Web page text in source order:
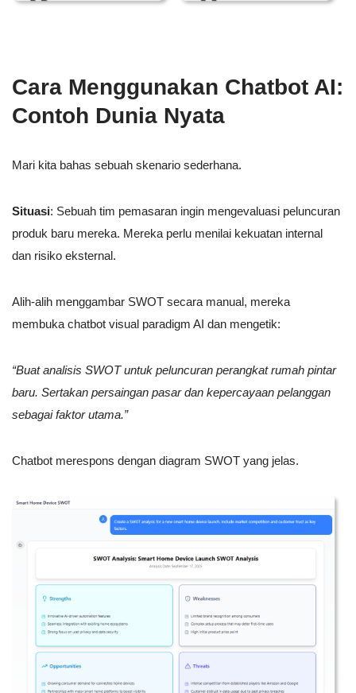
Cara Menggunakan Chatbot AI:
Contoh Dunia Nyata
Mari kita bahas sebuah skenario sederhana.
Situasi: Sebuah tim pemasaran ingin mengevaluasi peluncuran
produk baru mereka. Mereka perlu menilai kekuatan internal
dan risiko eksternal.
Alih-alih menggambar SWOT secara manual, mereka
membuka chatbot visual paradigm AI dan mengetik:
“Buat analisis SWOT untuk peluncuran perangkat rumah pintar
baru. Sertakan persaingan pasar dan kepercayaan pelanggan
sebagai faktor utama.”
Chatbot merespons dengan diagram SWOT yang jelas.